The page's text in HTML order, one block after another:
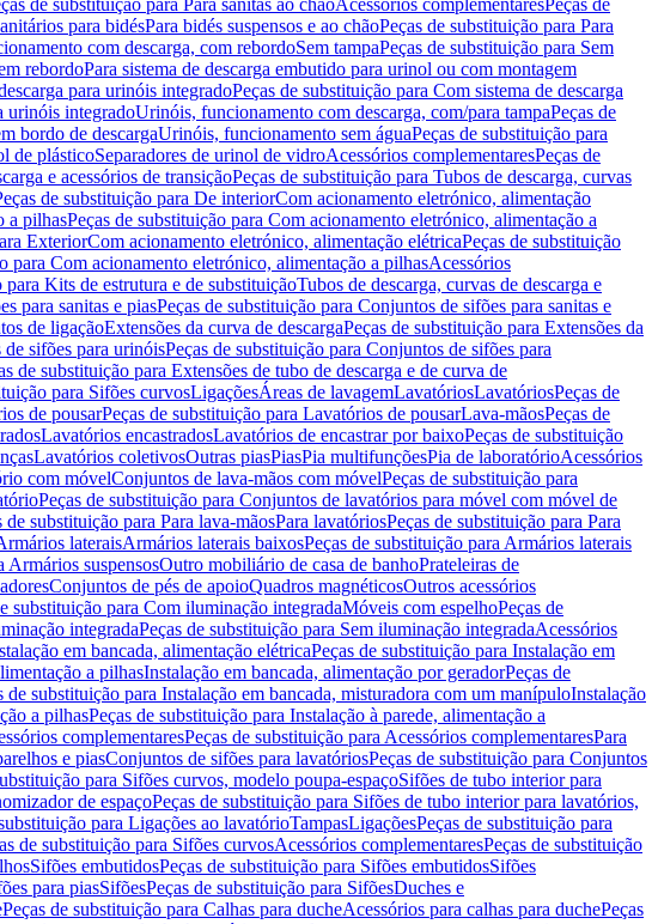
de substituição para Para sanitas ao chãoAcessórios complementaresPeças de
para bidésPara bidés suspensos e ao chãoPeças de substituição para Para
com descarga, com rebordoSem tampaPeças de substituição para Sem
rebordoPara sistema de descarga embutido para urinol ou com montagem
para urinóis integradoPeças de substituição para Com sistema de descarga
urinóis integradoUrinóis, funcionamento com descarga, com/para tampaPeças de
bordo de descargaUrinóis, funcionamento sem águaPeças de substituição para
de plásticoSeparadores de urinol de vidroAcessórios complementaresPeças de
e acessórios de transiçãoPeças de substituição para Tubos de descarga, curvas
de substituição para De interiorCom acionamento eletrónico, alimentação
a pilhasPeças de substituição para Com acionamento eletrónico, alimentação a
ExteriorCom acionamento eletrónico, alimentação elétricaPeças de substituição
para Com acionamento eletrónico, alimentação a pilhasAcessórios
para Kits de estrutura e de substituiçãoTubos de descarga, curvas de descarga e
para sanitas e piasPeças de substituição para Conjuntos de sifões para sanitas e
de ligaçãoExtensões da curva de descargaPeças de substituição para Extensões da
sifões para urinóisPeças de substituição para Conjuntos de sifões para
de substituição para Extensões de tubo de descarga e de curva de
para Sifões curvosLigaçõesÁreas de lavagemLavatóriosLavatóriosPeças de
de pousarPeças de substituição para Lavatórios de pousarLava-mãosPeças de
Lavatórios encastradosLavatórios de encastrar por baixoPeças de substituição
Lavatórios coletivosOutras piasPiasPia multifunçõesPia de laboratórioAcessórios
com móvelConjuntos de lava-mãos com móvelPeças de substituição para
Peças de substituição para Conjuntos de lavatórios para móvel com móvel de
de substituição para Para lava-mãosPara lavatóriosPeças de substituição para Para
lateraisArmários laterais baixosPeças de substituição para Armários laterais
Armários suspensosOutro mobiliário de casa de banhoPrateleiras de
Conjuntos de pés de apoioQuadros magnéticosOutros acessórios
substituição para Com iluminação integradaMóveis com espelhoPeças de
integradaPeças de substituição para Sem iluminação integradaAcessórios
em bancada, alimentação elétricaPeças de substituição para Instalação em
a pilhasInstalação em bancada, alimentação por geradorPeças de
de substituição para Instalação em bancada, misturadora com um manípuloInstalação
a pilhasPeças de substituição para Instalação à parede, alimentação a
complementaresPeças de substituição para Acessórios complementaresPara
e piasConjuntos de sifões para lavatóriosPeças de substituição para Conjuntos
para Sifões curvos, modelo poupa-espaçoSifões de tubo interior para
de espaçoPeças de substituição para Sifões de tubo interior para lavatórios,
para Ligações ao lavatórioTampasLigaçõesPeças de substituição para
de substituição para Sifões curvosAcessórios complementaresPeças de substituição
Sifões embutidosPeças de substituição para Sifões embutidosSifões
para piasSifõesPeças de substituição para SifõesDuches e
Peças de substituição para Calhas para ducheAcessórios para calhas para duchePeças